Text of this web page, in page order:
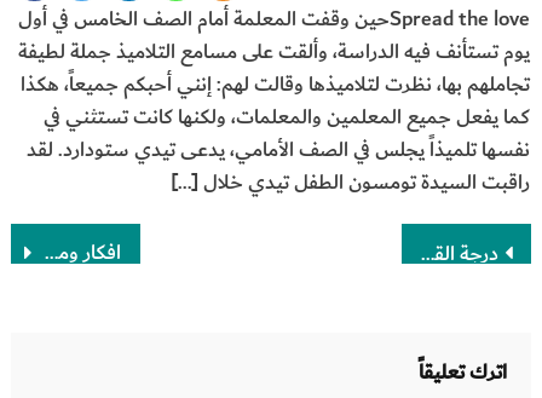
Spread the loveحين وقفت المعلمة أمام الصف الخامس في أول
يوم تستأنف فيه الدراسة، وألقت على مسامع التلاميذ جملة لطيفة
تجاملهم بها، نظرت لتلاميذها وقالت لهم: إنني أحبكم جميعاً، هكذا
كما يفعل جميع المعلمين والمعلمات، ولكنها كانت تستثني في
نفسها تلميذاً يجلس في الصف الأمامي، يدعى تيدي ستودارد. لقد
راقبت السيدة تومسون الطفل تيدي خلال […]
تصفّح
المقالاتدرجة القرابة افكار ومواقف مميزة
اترك تعليقاً